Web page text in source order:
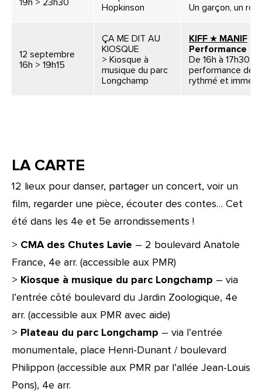
19h > 23h30
Hopkinson
Un garçon, un
12 septembre
16h > 19h15
ÇA ME DIT AU
KIOSQUE
> Kiosque à
musique du parc
Longchamp
KIFF ★ MANIF
Performance
De 16h à 17h30,
performance de
rythmé et
LA CARTE
12 lieux pour danser, partager un concert, voir un
film, regarder une pièce, écouter des contes… Cet
été dans les 4e et 5e arrondissements !
> CMA des Chutes Lavie – 2 boulevard Anatole
France, 4e arr. (accessible aux PMR)
> Kiosque à musique du parc Longchamp – via
l’entrée côté boulevard du Jardin Zoologique, 4e
arr. (accessible aux PMR avec aide)
> Plateau du parc Longchamp – via l’entrée
monumentale, place Henri-Dunant / boulevard
Philippon (accessible aux PMR par l’allée Jean-Louis
Pons), 4e arr.